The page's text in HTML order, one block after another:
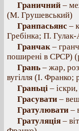
Граничний –
(М. Грушевський)
Гранпасьянс –
Гребінка; П.
Гранчак –
поширені в СРСР)
Грань – жар,
вугілля (І. Франко;
Граньці –
Грасувати –
Гратулювати –
Гратуляція –